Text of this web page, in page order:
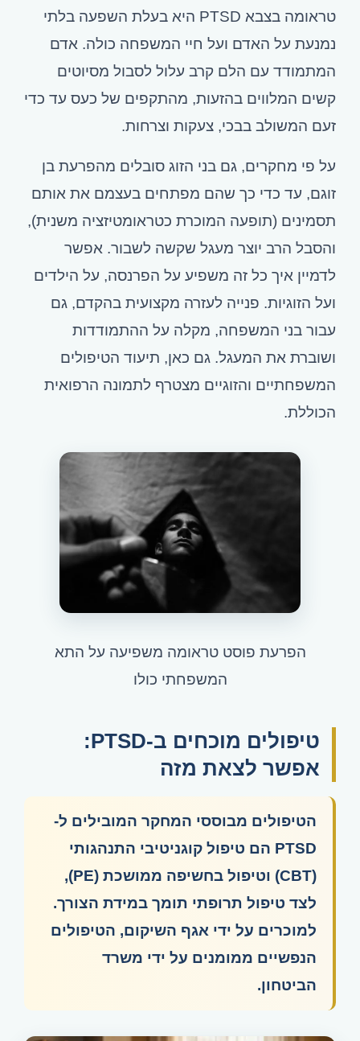
טראומה בצבא PTSD היא בעלת השפעה בלתי
נמנעת על האדם ועל חיי המשפחה כולה. אדם
המתמודד עם הלם קרב עלול לסבול מסיוטים
קשים המלווים בהזעות, מהתקפים של כעס עד כדי
זעם המשולב בבכי, צעקות וצרחות.
על פי מחקרים, גם בני הזוג סובלים מהפרעת בן
זוגם, עד כדי כך שהם מפתחים בעצמם את אותם
תסמינים (תופעה המוכרת כטראומטיזציה משנית),
והסבל הרב יוצר מעגל שקשה לשבור. אפשר
לדמיין איך כל זה משפיע על הפרנסה, על הילדים
ועל הזוגיות. פנייה לעזרה מקצועית בהקדם, גם
עבור בני המשפחה, מקלה על ההתמודדות
ושוברת את המעגל. גם כאן, תיעוד הטיפולים
המשפחתיים והזוגיים מצטרף לתמונה הרפואית
הכוללת.
הפרעת פוסט טראומה משפיעה על התא
המשפחתי כולו
טיפולים מוכחים ב-PTSD:
אפשר לצאת מזה
הטיפולים מבוססי המחקר המובילים ל-
PTSD הם טיפול קוגניטיבי התנהגותי
(CBT) וטיפול בחשיפה ממושכת (PE),
לצד טיפול תרופתי תומך במידת הצורך.
למוכרים על ידי אגף השיקום, הטיפולים
הנפשיים ממומנים על ידי משרד
הביטחון.